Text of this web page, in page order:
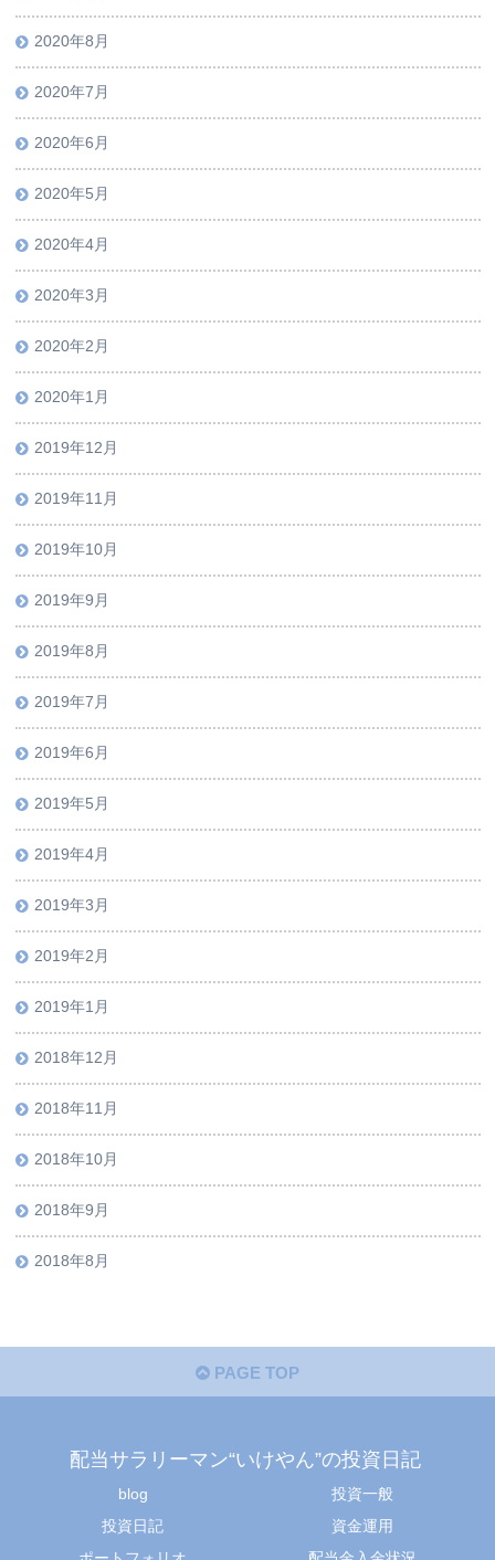
2020年8月
2020年7月
2020年6月
2020年5月
2020年4月
2020年3月
2020年2月
2020年1月
2019年12月
2019年11月
2019年10月
2019年9月
2019年8月
2019年7月
2019年6月
2019年5月
2019年4月
2019年3月
2019年2月
2019年1月
2018年12月
2018年11月
2018年10月
2018年9月
2018年8月
PAGE TOP
配当サラリーマン“いけやん”の投資日記 ​
blog
投資一般
投資日記
資金運用